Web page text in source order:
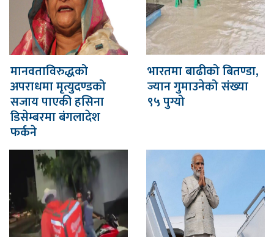
मानवताविरुद्धको
अपराधमा मृत्युदण्डको
सजाय पाएकी हसिना
डिसेम्बरमा बंगलादेश
फर्कने
भारतमा बाढीको बितण्डा,
ज्यान गुमाउनेको संख्या
९५ पुग्यो